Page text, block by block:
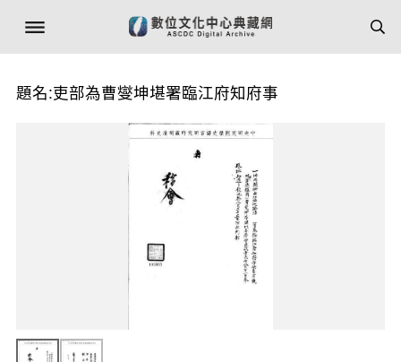
題名:吏部為曹燮坤堪署臨江府知府事